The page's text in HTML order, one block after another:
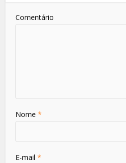
Comentário
Nome*
E-mail*